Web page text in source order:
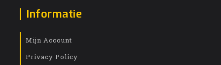
Informatie
Mijn Account
Privacy Policy